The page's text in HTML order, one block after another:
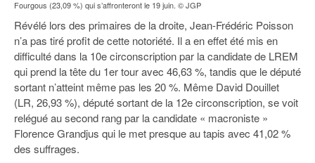
Fourgous (23,09 %) qui s’affronteront le 19 juin. © JGP
Révélé lors des primaires de la droite, Jean-Frédéric Poisson
n’a pas tiré profit de cette notoriété. Il a en effet été mis en
difficulté dans la 10e circonscription par la candidate de LREM
qui prend la tête du 1er tour avec 46,63 %, tandis que le député
sortant n’atteint même pas les 20 %. Même David Douillet
(LR, 26,93 %), député sortant de la 12e circonscription, se voit
relégué au second rang par la candidate « macroniste »
Florence Grandjus qui le met presque au tapis avec 41,02 %
des suffrages.